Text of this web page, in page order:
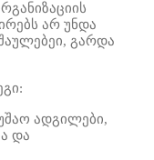
არ უნდა
გარდა
ადგილები,
და